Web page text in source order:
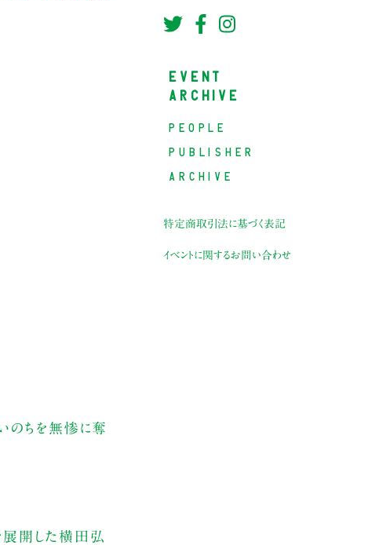
のちを無惨に奪
展開した横田弘
EVENT
ARCHIVE
PEOPLE
PUBLISHER
ARCHIVE
特定商取引法に基づく表記
イベントに関するお問い合わせ